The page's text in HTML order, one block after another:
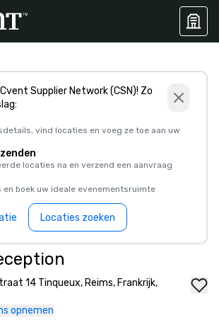
Supplier Network (CSN)! Zo
vind locaties en voeg ze toe aan uw
locaties na en verzend een aanvraag
en boek uw ideale evenementsruimte
Locaties zoeken
14 Tinqueux, Reims, Frankrijk,
opnemen